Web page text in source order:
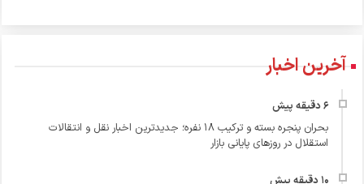
آخرین اخبار
بحران پنجره بسته و ترکیب ۱۸ نفره؛ جدیدترین اخبار نقل و انتقالات
استقلال در روزهای پایانی بازار